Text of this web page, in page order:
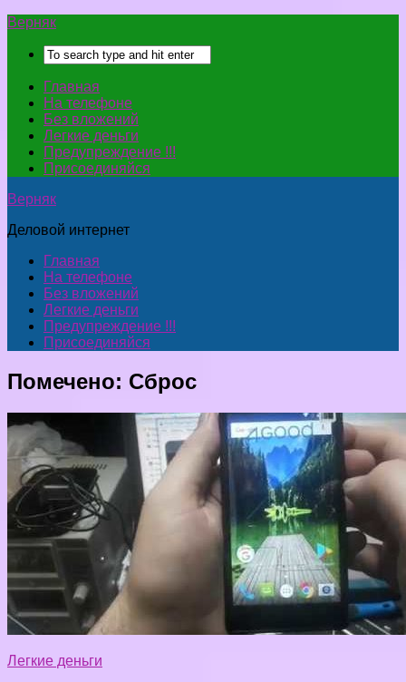
Верняк
Главная
На телефоне
Без вложений
Легкие деньги
Предупреждение !!!
Присоединяйся
Верняк
Деловой интернет
Главная
На телефоне
Без вложений
Легкие деньги
Предупреждение !!!
Присоединяйся
Помечено: Сброс
Легкие деньги